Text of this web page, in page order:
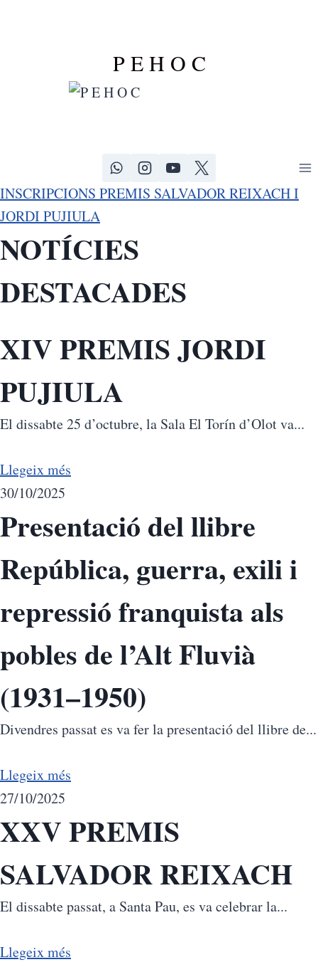
P E H O C
INSCRIPCIONS PREMIS SALVADOR REIXACH I
JORDI PUJIULA
NOTÍCIES
DESTACADES
XIV PREMIS JORDI
PUJIULA
El dissabte 25 d’octubre, la Sala El Torín d’Olot va...
Llegeix més
30/10/2025
Presentació del llibre
República, guerra, exili i
repressió franquista als
pobles de l’Alt Fluvià
(1931–1950)
Divendres passat es va fer la presentació del llibre de...
Llegeix més
27/10/2025
XXV PREMIS
SALVADOR REIXACH
El dissabte passat, a Santa Pau, es va celebrar la...
Llegeix més